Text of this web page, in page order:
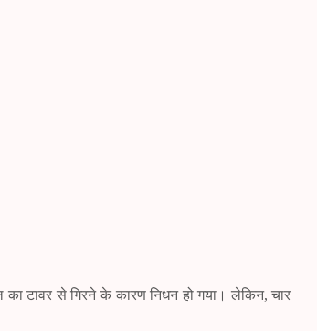
का टावर से गिरने के कारण निधन हो गया। लेकिन, चार